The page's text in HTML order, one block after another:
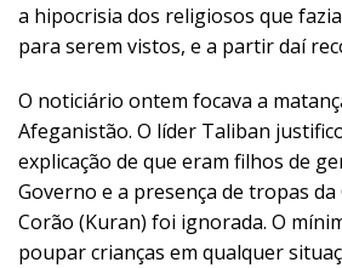
a hipocrisia dos religiosos que
para serem vistos, e a partir daí
O noticiário ontem focava a
Afeganistão. O líder Taliban
explicação de que eram filhos de
Governo e a presença de tropas da
Corão (Kuran) foi ignorada. O
poupar crianças em qualquer